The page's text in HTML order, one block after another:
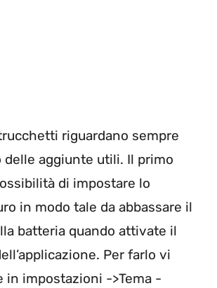
riguardano sempre
delle aggiunte utili. Il primo
di impostare lo
in modo tale da abbassare il
batteria quando attivate il
Per farlo vi
in impostazioni ->Tema -